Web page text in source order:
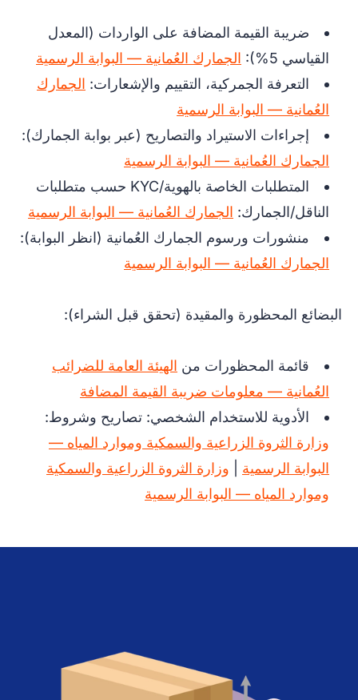
ضريبة القيمة المضافة على الواردات (المعدل
القياسي 5%):
الجمارك العُمانية — البوابة الرسمية
التعرفة الجمركية، التقييم والإشعارات: الجمارك
العُمانية — البوابة الرسمية
إجراءات الاستيراد والتصاريح (عبر بوابة الجمارك):
الجمارك العُمانية — البوابة الرسمية
المتطلبات الخاصة بالهوية/KYC حسب متطلبات
الناقل/الجمارك: الجمارك العُمانية — البوابة الرسمية
منشورات ورسوم الجمارك العُمانية (انظر البوابة):
الجمارك العُمانية — البوابة الرسمية
البضائع المحظورة والمقيدة (تحقق قبل الشراء):
قائمة المحظورات من الهيئة العامة للضرائب
العُمانية — معلومات ضريبة القيمة المضافة
الأدوية للاستخدام الشخصي: تصاريح وشروط:
وزارة الثروة الزراعية والسمكية وموارد المياه —
البوابة الرسمية
وزارة الثروة الزراعية والسمكية
وموارد المياه — البوابة الرسمية